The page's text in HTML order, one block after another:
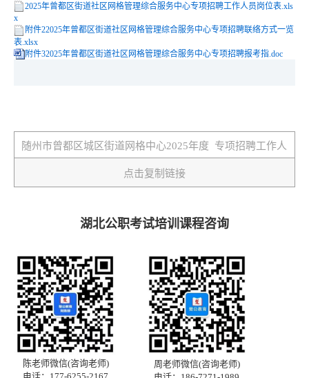
2025年曾都区街道社区网格管理综合服务中心专项招聘工作人员岗位表.xls
x
附件22025年曾都区街道社区网格管理综合服务中心专项招聘联络方式一览
表.xlsx
附件32025年曾都区街道社区网格管理综合服务中心专项招聘报考指.doc
点击复制链接
湖北公职考试培训课程咨询
陈老师微信(咨询老师)
周老师微信(咨询老师)